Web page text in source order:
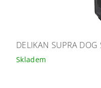
DELIKAN SUPRA DOG
Skladem